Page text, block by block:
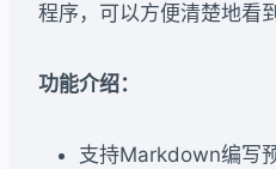
程序，可以方便清楚地看
功能介绍：
支持Markdown编写预